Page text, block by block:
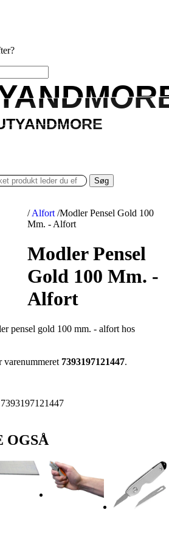
Søg
/ Alfort /Modler Pensel Gold 100
Mm. - Alfort
Modler Pensel
Gold 100 Mm. -
Alfort
pensel gold 100 mm. - alfort hos
7393197121447.
7393197121447
OGSÅ